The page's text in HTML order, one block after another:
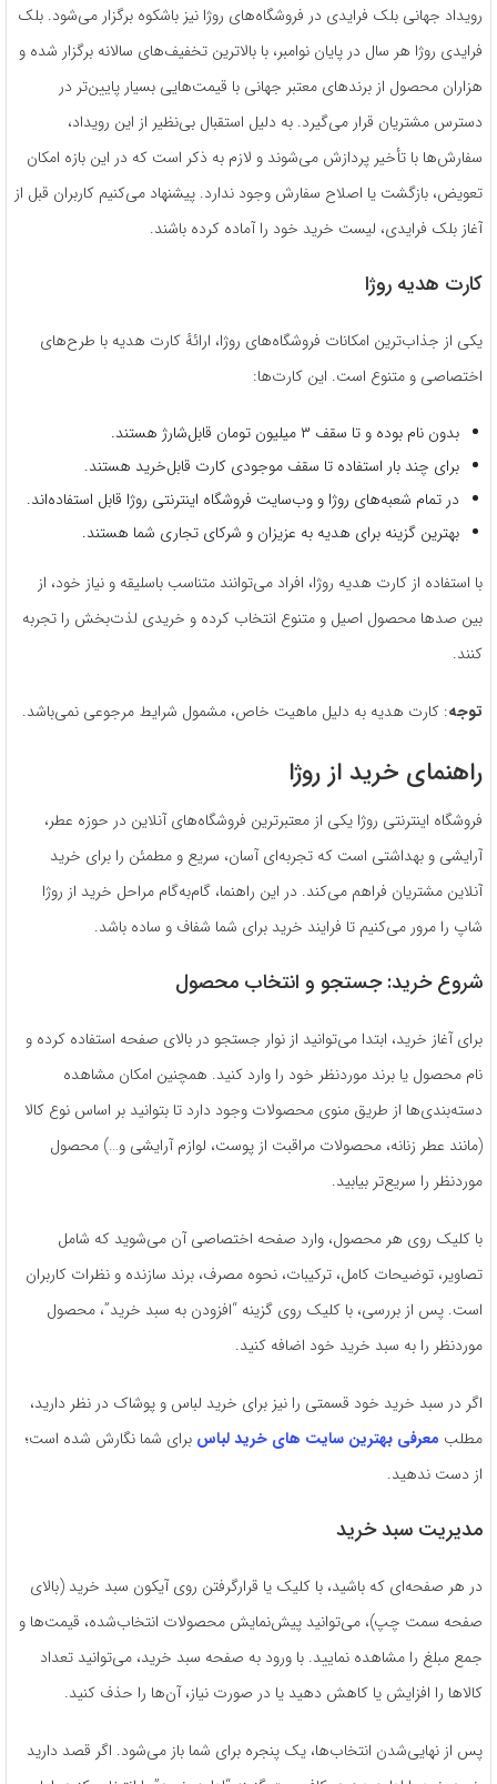
رویداد جهانی بلک فرایدی در فروشگاه‌های روژا نیز باشکوه برگزار می‌شود. بلک
فرایدی روژا هر سال در پایان نوامبر، با بالاترین تخفیف‌های سالانه برگزار شده و
هزاران محصول از برندهای معتبر جهانی با قیمت‌هایی بسیار پایین‌تر در
دسترس مشتریان قرار می‌گیرد. به دلیل استقبال بی‌نظیر از این رویداد،
سفارش‌ها با تأخیر پردازش می‌شوند و لازم به ذکر است که در این بازه امکان
تعویض، بازگشت یا اصلاح سفارش وجود ندارد. پیشنهاد می‌کنیم کاربران قبل از
آغاز بلک فرایدی، لیست خرید خود را آماده کرده باشند.
کارت هدیه روژا
یکی از جذاب‌ترین امکانات فروشگاه‌های روژا، ارائهٔ کارت هدیه با طرح‌های
اختصاصی و متنوع است. این کارت‌ها:
بدون نام بوده و تا سقف ۳ میلیون تومان قابل‌شارژ هستند.
برای چند بار استفاده تا سقف موجودی کارت قابل‌خرید هستند.
در تمام شعبه‌های روژا و وب‌سایت فروشگاه اینترنتی روژا قابل استفاده‌اند.
بهترین گزینه برای هدیه به عزیزان و شرکای تجاری شما هستند.
با استفاده از کارت هدیه روژا، افراد می‌توانند متناسب باسلیقه و نیاز خود، از
بین صدها محصول اصیل و متنوع انتخاب کرده و خریدی لذت‌بخش را تجربه
کنند.
توجه: کارت هدیه به دلیل ماهیت خاص، مشمول شرایط مرجوعی نمی‌باشد.
راهنمای خرید از روژا
فروشگاه اینترنتی روژا یکی از معتبرترین فروشگاه‌های آنلاین در حوزه عطر،
آرایشی و بهداشتی است که تجربه‌ای آسان، سریع و مطمئن را برای خرید
آنلاین مشتریان فراهم می‌کند. در این راهنما، گام‌به‌گام مراحل خرید از روژا
شاپ را مرور می‌کنیم تا فرایند خرید برای شما شفاف و ساده باشد.
شروع خرید: جستجو و انتخاب محصول
برای آغاز خرید، ابتدا می‌توانید از نوار جستجو در بالای صفحه استفاده کرده و
نام محصول یا برند موردنظر خود را وارد کنید. همچنین امکان مشاهده
دسته‌بندی‌ها از طریق منوی محصولات وجود دارد تا بتوانید بر اساس نوع کالا
(مانند عطر زنانه، محصولات مراقبت از پوست، لوازم آرایشی و…) محصول
موردنظر را سریع‌تر بیابید.
با کلیک روی هر محصول، وارد صفحه اختصاصی آن می‌شوید که شامل
تصاویر، توضیحات کامل، ترکیبات، نحوه مصرف، برند سازنده و نظرات کاربران
است. پس از بررسی، با کلیک روی گزینه “افزودن به سبد خرید”، محصول
موردنظر را به سبد خرید خود اضافه کنید.
اگر در سبد خرید خود قسمتی را نیز برای خرید لباس و پوشاک در نظر دارید،
مطلب معرفی بهترین سایت های خرید لباس برای شما نگارش شده است؛
از دست ندهید.
مدیریت سبد خرید
در هر صفحه‌ای که باشید، با کلیک یا قرارگرفتن روی آیکون سبد خرید (بالای
صفحه سمت چپ)، می‌توانید پیش‌نمایش محصولات انتخاب‌شده، قیمت‌ها و
جمع مبلغ را مشاهده نمایید. با ورود به صفحه سبد خرید، می‌توانید تعداد
کالاها را افزایش یا کاهش دهید یا در صورت نیاز، آن‌ها را حذف کنید.
پس از نهایی‌شدن انتخاب‌ها، یک پنجره برای شما باز می‌شود. اگر قصد دارید